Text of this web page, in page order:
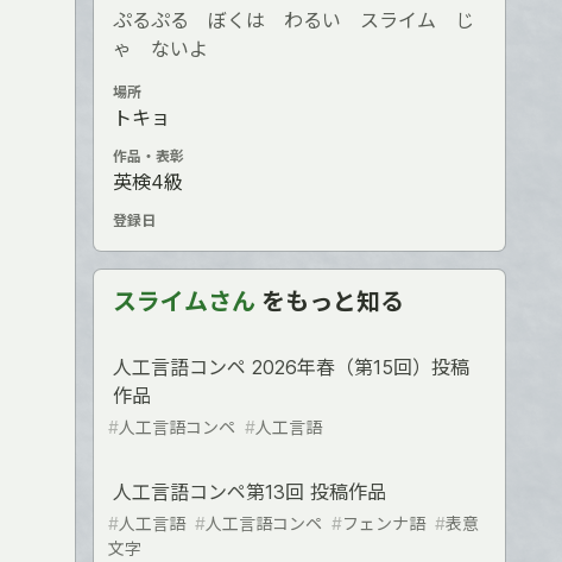
ぷるぷる ぼくは わるい スライム じ
ゃ ないよ
場所
トキョ
作品・表彰
英検4級
登録日
スライムさん をもっと知る
人工言語コンペ 2026年春（第15回）投稿
作品
#人工言語コンペ #人工言語
人工言語コンペ第13回 投稿作品
#人工言語 #人工言語コンペ #フェンナ語 #表意
文字